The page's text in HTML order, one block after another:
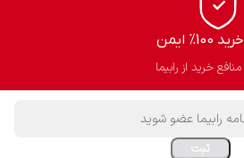
خرید 100% ایمن
منافع خرید از رابیما